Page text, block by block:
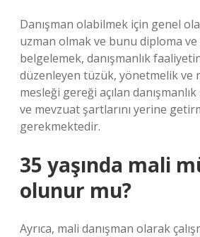
Danışman olabilmek için genel
uzman olmak ve bunu diploma ve
belgelemek, danışmanlık
düzenleyen tüzük, yönetmelik ve
mesleği gereği açılan
ve mevzuat şartlarını yerine
gerekmektedir.
35 yaşında mali
olunur mu?
Ayrıca, mali danışman olarak